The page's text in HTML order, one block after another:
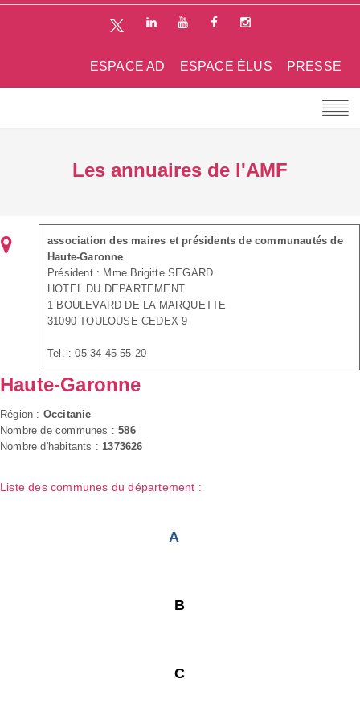
PRESSE
ESPACE ÉLUS
ESPACE AD
Les annuaires de l'AMF
association des maires et présidents de communautés de
Haute-Garonne
Président : Mme Brigitte SEGARD
HOTEL DU DEPARTEMENT
1 BOULEVARD DE LA MARQUETTE
31090 TOULOUSE CEDEX 9
Tel. : 05 34 45 55 20
Haute-Garonne
Région : Occitanie
Nombre de communes :586
Nombre d'habitants : 1373626
Liste des communes du département :
A
B
C